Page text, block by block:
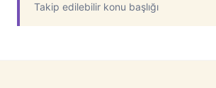
Takip edilebilir konu başlığı